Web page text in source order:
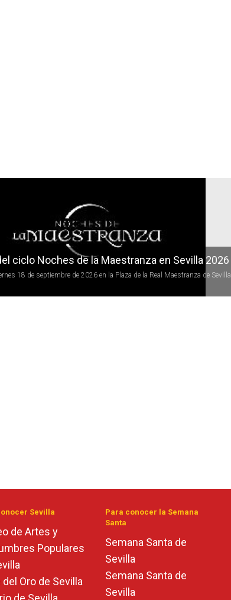
ciclo Noches de la Maestranza en Sevilla 2026
18 de septiembre de 2026 en la Plaza de la Real Maestranza de Sevilla
Sevilla
de Artes y
Populares
del Oro de Sevilla
Para conocer la Semana
Santa
Semana Santa de
Sevilla
Semana Santa de
Sevilla